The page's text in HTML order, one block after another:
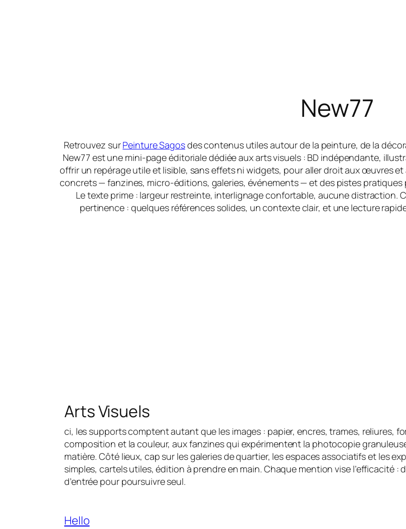
New77
Retrouvez surPeinture Sagosdes contenus utiles autour de la peinture, de la
New77 est une mini-page éditoriale dédiée aux arts visuels : BD indépendante,
offrir un repérage utile et lisible, sans effets ni widgets, pour aller droit aux œuvres
concrets — fanzines, micro-éditions, galeries, événements — et des pistes
Le texte prime : largeur restreinte, interlignage confortable, aucune distraction.
pertinence : quelques références solides, un contexte clair, et une lecture
Arts Visuels
ci, les supports comptent autant que les images : papier, encres, trames, reliures,
composition et la couleur, aux fanzines qui expérimentent la photocopie
matière. Côté lieux, cap sur les galeries de quartier, les espaces associatifs et les
simples, cartels utiles, édition à prendre en main. Chaque mention vise l’efficacité
d’entrée pour poursuivre seul.
Hello